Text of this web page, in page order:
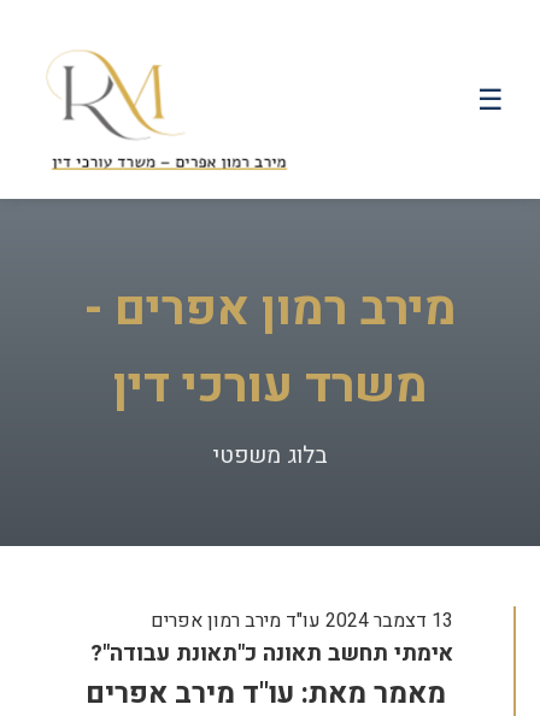
☰
מירב רמון אפרים -
משרד עורכי דין
בלוג משפטי
13 דצמבר 2024 עו"ד מירב רמון אפרים
אימתי תחשב תאונה כ"תאונת עבודה"?
מאמר מאת: עו"ד מירב אפרים